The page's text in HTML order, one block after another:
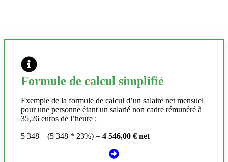
Formule de calcul simplifié
Exemple de la formule de calcul d’un salaire net mensuel
pour une personne étant un salarié non cadre rémunéré à
35,26 euros de l’heure :
5 348 – (5 348 * 23%) = 4 546,00 € net